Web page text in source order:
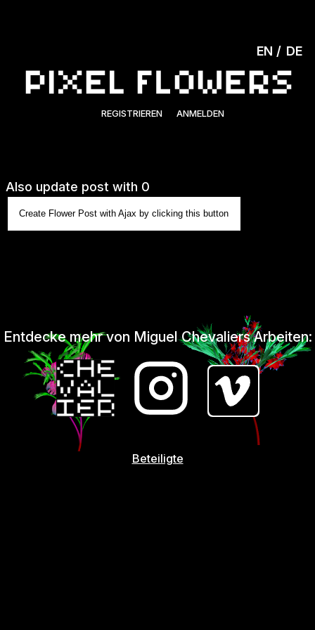
REGISTRIEREN ANMELDEN
EN DE
Also update post with 0
Create Flower Post with Ajax by clicking this button
Entdecke mehr von Miguel Chevaliers Arbeiten:
Beteiligte